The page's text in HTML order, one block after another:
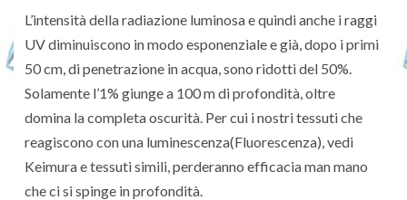
L’intensità della radiazione luminosa e quindi anche i raggi
UV diminuiscono in modo esponenziale e già, dopo i primi
50 cm, di penetrazione in acqua, sono ridotti del 50%.
Solamente l’1% giunge a 100 m di profondità, oltre
domina la completa oscurità. Per cui i nostri tessuti che
reagiscono con una luminescenza(Fluorescenza), vedi
Keimura e tessuti simili, perderanno efficacia man mano
che ci si spinge in profondità.